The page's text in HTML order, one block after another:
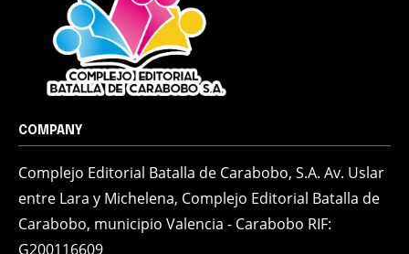
COMPANY
Complejo Editorial Batalla de Carabobo, S.A. Av. Uslar
entre Lara y Michelena, Complejo Editorial Batalla de
Carabobo, municipio Valencia - Carabobo RIF:
G200116609